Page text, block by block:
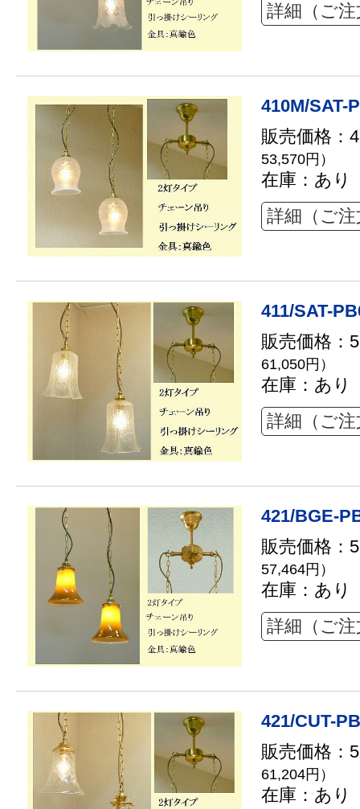
詳細（ご
410M/SAT-
販売価格：
53,570円）
在庫：あり
詳細（ご
411/SAT-
販売価格：
61,050円）
在庫：あり
詳細（ご
421/BGE-
販売価格：
57,464円）
在庫：あり
詳細（ご
421/CUT-
販売価格：
61,204円）
在庫：あり